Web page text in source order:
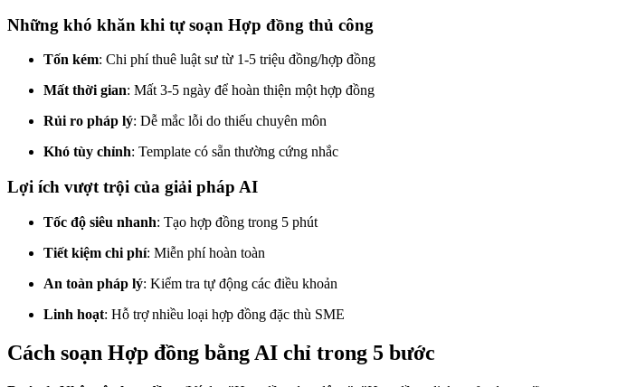
Những khó khăn khi tự soạn Hợp đồng thủ công
Tốn kém: Chi phí thuê luật sư từ 1-5 triệu đồng/hợp đồng
Mất thời gian: Mất 3-5 ngày để hoàn thiện một hợp đồng
Rủi ro pháp lý: Dễ mắc lỗi do thiếu chuyên môn
Khó tùy chỉnh: Template có sẵn thường cứng nhắc
Lợi ích vượt trội của giải pháp AI
Tốc độ siêu nhanh: Tạo hợp đồng trong 5 phút
Tiết kiệm chi phí: Miễn phí hoàn toàn
An toàn pháp lý: Kiểm tra tự động các điều khoản
Linh hoạt: Hỗ trợ nhiều loại hợp đồng đặc thù SME
Cách soạn Hợp đồng bằng AI chỉ trong 5 bước